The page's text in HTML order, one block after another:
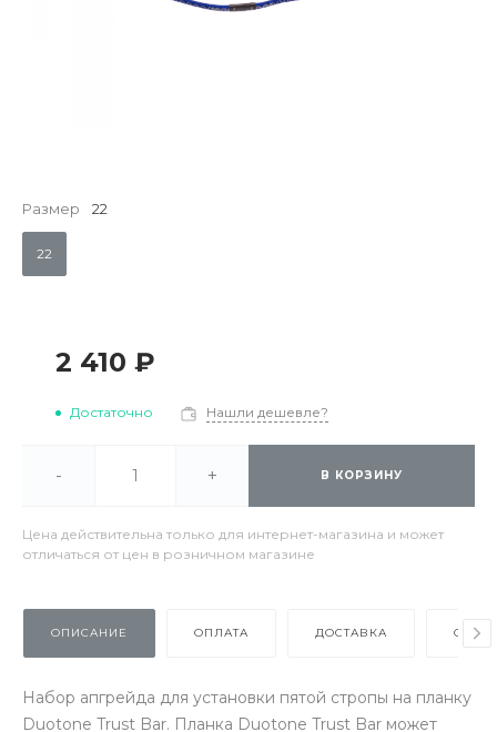
Размер 22
22
2 410 ₽
Достаточно Нашли дешевле?
- + В КОРЗИНУ
Цена действительна только для интернет-магазина и может
отличаться от цен в розничном магазине
ОПИСАНИЕ ОПЛАТА ДОСТАВКА
Набор апгрейда для установки пятой стропы на планку
Duotone Trust Bar. Планка Duotone Trust Bar может